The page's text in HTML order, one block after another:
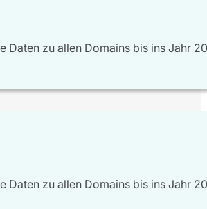
Daten zu allen Domains bis ins Jahr
Daten zu allen Domains bis ins Jahr